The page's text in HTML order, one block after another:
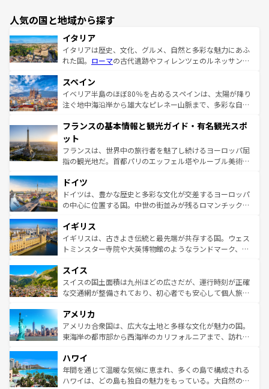
人気の国と地域から探す
イタリア
イタリアは歴史、文化、グルメ、自然と多彩な魅力にあふ
れた国。 ローマの古代遺跡やフィレンツェのルネッサンス
ろん、トスカーナの美しい田園風景やアマルフィ海岸の絶
景など、自然景観も見逃せない。観光の合間には、本場の
ピザやパスタなど、絶品のイタリア料理を堪能することも
ませてくれるイタリアで、忘れられない旅をしてみよう！
なお、新着のイタリア情報は
しい。
スペイン
イベリア半島のほぼ80％を占めるスペインは、太陽が降り
注ぐ地中海沿岸から雄大なピレネー山脈まで、多彩な自然
文化が根付くこの国では、情熱的なフラメンコ、熱気あふ
れる闘牛、そして美味しいタパスが生活の一部となってい
る。首都マドリードの洗練された雰囲気や、バルセロナの
アートに溢れた街角から、地方では古代ローマ遺跡や中世
せる。地方によって風土や気候が異なるスペインはその個
性で訪れる人を魅了する。 なお、新着のスペイン情報は コ
ンテンツ一覧を参照してほしい。
フランスの基本情報と観光ガイド・有名観光スポ
ット
フランスは、世界中の旅行者を魅了し続けるヨーロッパ屈
指の観光地だ。首都パリのエッフェル塔やルーブル美術館
で、幅広い魅力が詰まっている。華麗な宮殿、歴史的な大
聖堂、美しいビーチ、そして豊かな自然が、訪れる者を心
から魅了する。また、フランスは美食の国としても知ら
いる。シャンパンの発祥地であるランス、プロヴァンスの
香り高いラベンダー畑など、多彩な楽しみ方が可能だ。さ
らに、パリ以外の地域にも魅力が溢れており、どの街角に
れる地方に足を運ぶとそれぞれで全く異なる文化を体験で
きるだろう。 なお、新着のフランス情報はコンテンツ一覧
を参照してほしい。
ドイツ
ドイツは、豊かな歴史と多彩な文化が交差するヨーロッパ
の中心に位置する国。中世の街並みが残るロマンチック街
顔を持つこの国は、どこを歩いても飽きることがない。ベ
ルリンの文化的活気、バイエルン州のアルプスの絶景、そ
してライン川沿いのワイン畑といった風景は必見。ビール
は、お酒好きな人にはぜひ体験してほしい。 なお、新着の
ドイツ情報はコンテンツ一覧を参照してほしい。
イギリス
イギリスは、古きよき伝統と最先端が共存する国。ウェス
トミンスター寺院や大英博物館のようなランドマーク、歴
リアごとに異なる魅力がある。また、優雅なアフタヌーン
ティー、ビール好きにはたまらない英国パブ、サッカー観
戦など、本場だからこそできる体験も豊富。イギリスを旅
ンツ一覧を参照してほしい。
スイス
スイスの国土面積は九州ほどの広さだが、運行時刻が正確
な交通網が整備されており、初心者でも安心して個人旅行
の建物がそのまま残る町や、スイスならではのユニークな
博物館もあり、アルプス観光だけでなく町歩きも満喫する
ことができる。国民の所得が高いため物価も高いが、旅行
ば市内交通費無料で観光を楽しむこともできる。 なお、新
着のスイス情報はコンテンツ一覧 を参照してほしい。
アメリカ
アメリカ合衆国は、広大な土地と多様な文化が魅力の国。
東海岸の都市部から西海岸のカリフォルニアまで、訪れる
のような巨大都市は、観光、ショッピング、エンターテイ
ンメントが詰まった刺激的なスポットだ。一方、アメリカ
西部には大自然が広がり、グランドキャニオンやイエロー
ハワイ
年間を通じて温暖な気候に恵まれ、多くの島で構成される
ハワイは、どの島も独自の魅力をもっている。大自然の神